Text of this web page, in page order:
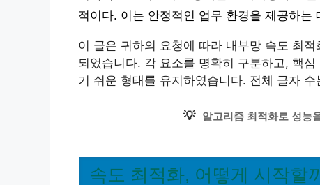
적이다. 이는 안정적인 업무 환경을 제공하는
이 글은 귀하의 요청에 따라 내부망 속도 최
되었습니다. 각 요소를 명확히 구분하고, 핵
기 쉬운 형태를 유지하였습니다. 전체 글자
💡 알고리즘 최적화로 성능
속도 최적화, 어떻게 시작할